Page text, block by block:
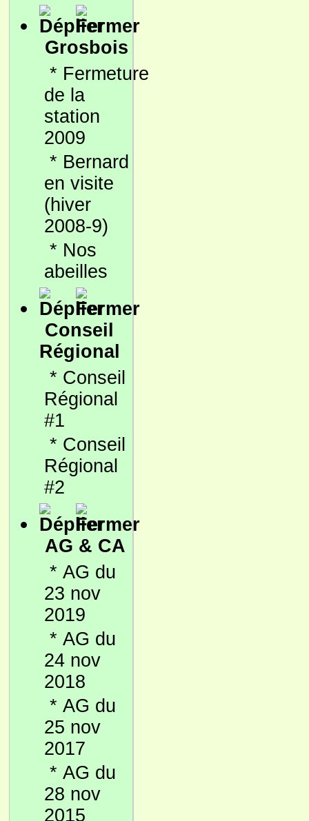
Grosbois
* Fermeture
de la
station
2009
* Bernard
en visite
(hiver
2008-9)
* Nos
abeilles
Conseil
Régional
* Conseil
Régional
#1
* Conseil
Régional
#2
AG & CA
* AG du
23 nov
2019
* AG du
24 nov
2018
* AG du
25 nov
2017
* AG du
28 nov
2015